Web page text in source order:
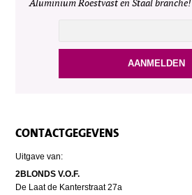
Aluminium Roestvast en Staal branche!
CONTACTGEGEVENS
Uitgave van:
2BLONDS V.O.F.
De Laat de Kanterstraat 27a